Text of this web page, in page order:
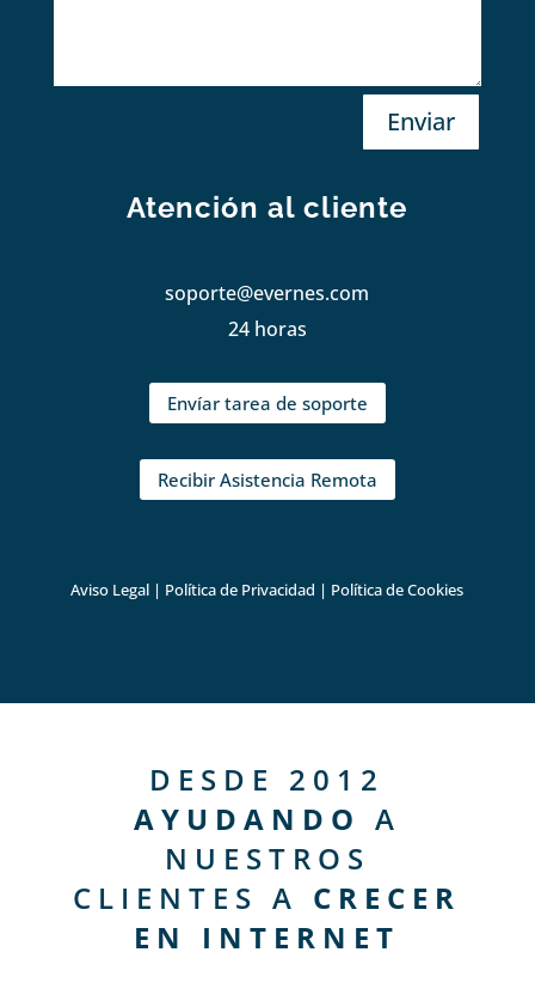
Enviar
Atención al cliente
soporte@evernes.com
24 horas
Envíar tarea de soporte
Recibir Asistencia Remota
Aviso Legal | Política de Privacidad | Política de Cookies
DESDE 2012
AYUDANDO A
NUESTROS
CLIENTES A CRECER
EN INTERNET